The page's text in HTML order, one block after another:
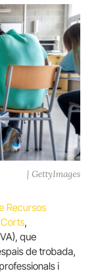
| GettyImages
Recursos
,
que
de trobada,
i